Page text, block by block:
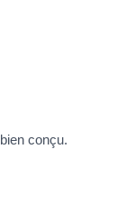
conçu.